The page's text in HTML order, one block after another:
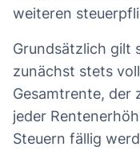
weiteren
Grundsätzlich gilt
zunächst stets
Gesamtrente, der
jeder
Steuern fällig